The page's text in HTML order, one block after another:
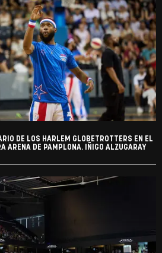
DE LOS HARLEM GLOBETROTTERS EN EL
ARENA DE PAMPLONA. IÑIGO ALZUGARAY